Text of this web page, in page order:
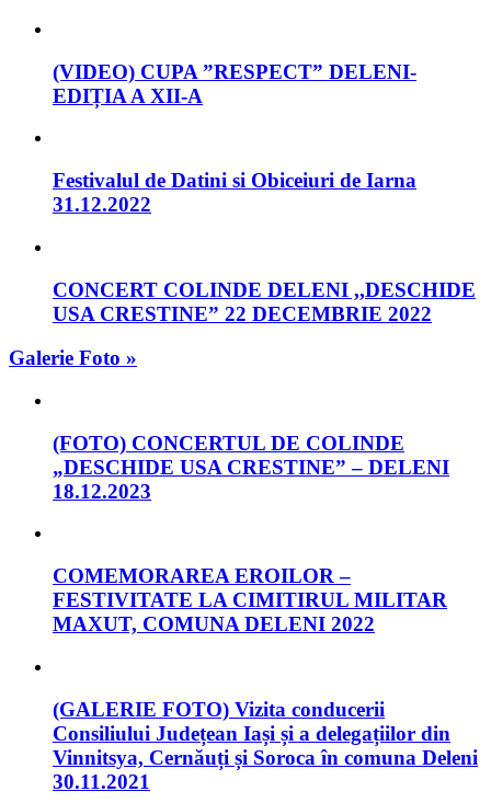
(VIDEO) CUPA ”RESPECT” DELENI-
EDIȚIA A XII-A
Festivalul de Datini si Obiceiuri de Iarna
31.12.2022
CONCERT COLINDE DELENI ,,DESCHIDE
USA CRESTINE” 22 DECEMBRIE 2022
Galerie Foto »
(FOTO) CONCERTUL DE COLINDE
„DESCHIDE USA CRESTINE” – DELENI
18.12.2023
COMEMORAREA EROILOR –
FESTIVITATE LA CIMITIRUL MILITAR
MAXUT, COMUNA DELENI 2022
(GALERIE FOTO) Vizita conducerii
Consiliului Județean Iași și a delegațiilor din
Vinnitsya, Cernăuți și Soroca în comuna Deleni
30.11.2021